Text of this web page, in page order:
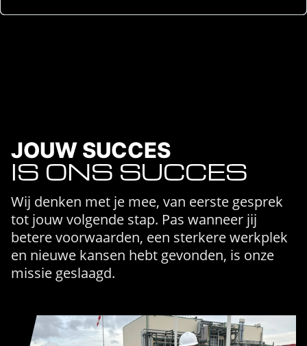
JOUW SUCCES
IS ONS SUCCES
Wij denken met je mee, van eerste gesprek
tot jouw volgende stap. Pas wanneer jij
betere voorwaarden, een sterkere werkplek
en nieuwe kansen hebt gevonden, is onze
missie geslaagd.